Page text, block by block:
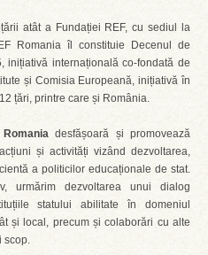
atât a Fundației REF, cu sediul la
Romania îl constituie Decenul de
inițiativă internațională co-fondată de
și Comisia Europeană, inițiativă în
țări, printre care și România.
desfășoară și promovează
și activități vizând dezvoltarea,
a politicilor educaționale de stat.
urmărim dezvoltarea unui dialog
statului abilitate în domeniul
și local, precum și colaborări cu alte
scop.